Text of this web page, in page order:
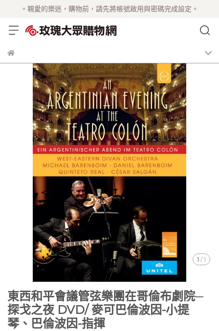
。親愛的樂迷，購物前，請先將帳號啟用與密碼完成設定。
1 /1
東西和平會議管弦樂團在哥倫布劇院─
探戈之夜 DVD/ 麥可巴倫波因-小提
琴、巴倫波因-指揮